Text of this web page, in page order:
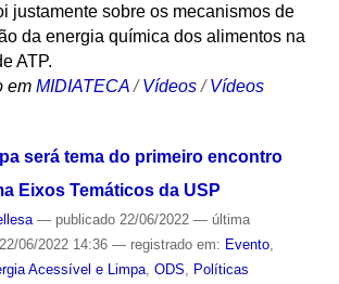
justamente sobre os mecanismos de
da energia química dos alimentos na
ATP.
em MIDIATECA /Vídeos /Vídeos
será tema do primeiro encontro
Eixos Temáticos da USP
— publicado22/06/2022 — última
06/2022 14:36 — registrado em: Evento,
Acessível e Limpa, ODS, Políticas